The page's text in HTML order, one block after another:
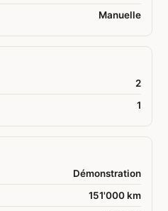
Manuelle
2
1
Démonstration
151'000 km